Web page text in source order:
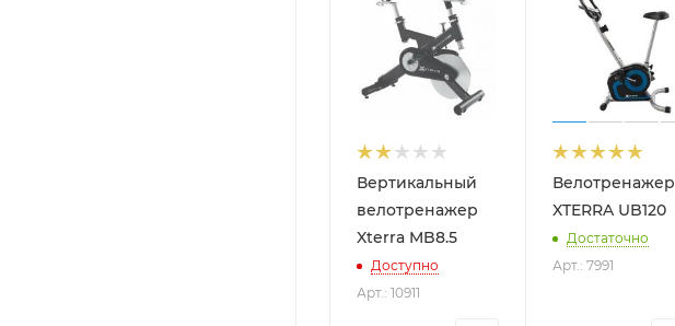
Вертикальный
велотренажер
Xterra MB8.5
Доступно
Арт.: 10911
Велотренажер
XTERRA UB120
Достаточно
Арт.: 7991